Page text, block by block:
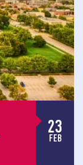
23
FEB